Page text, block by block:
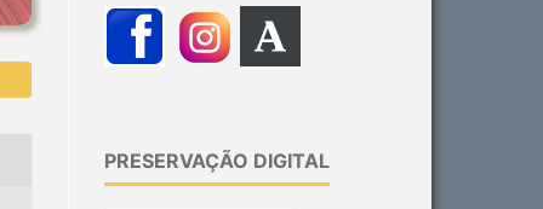
PRESERVAÇÃO DIGITAL